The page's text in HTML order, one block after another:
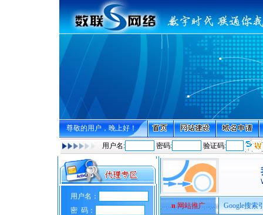
尊敬的用户，晚上好！
用户名: 密码: 验证码:
用户名：
密 码：
n网站推广 Google搜索